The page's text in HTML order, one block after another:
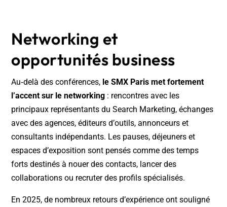
Networking et
opportunités business
Au‑delà des conférences, le SMX Paris met fortement
l’accent sur le networking : rencontres avec les
principaux représentants du Search Marketing, échanges
avec des agences, éditeurs d’outils, annonceurs et
consultants indépendants. Les pauses, déjeuners et
espaces d’exposition sont pensés comme des temps
forts destinés à nouer des contacts, lancer des
collaborations ou recruter des profils spécialisés.
En 2025, de nombreux retours d’expérience ont souligné